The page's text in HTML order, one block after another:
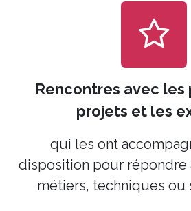
Rencontres avec les
projets et les
qui les ont
disposition pour répondre
métiers, techniques ou